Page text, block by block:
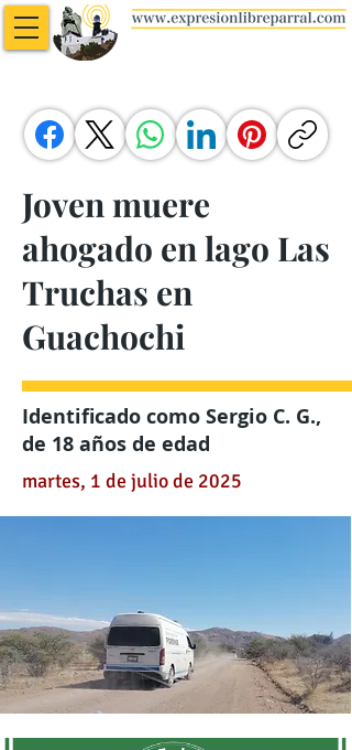
Joven muere
ahogado en lago Las
Truchas en
Guachochi
Identificado como Sergio C. G.,
de 18 años de edad
martes, 1 de julio de 2025